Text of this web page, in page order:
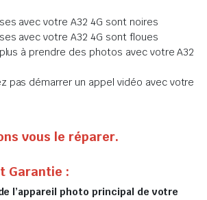
avec votre A32 4G sont noires
avec votre A32 4G sont floues
à prendre des photos avec votre A32
pas démarrer un appel vidéo avec votre
vous le réparer.
Garantie :
l’appareil photo principal de votre